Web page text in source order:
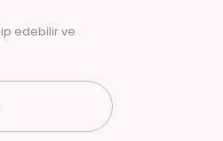
edebilir ve